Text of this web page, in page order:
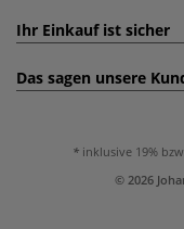
Ihr Einkauf ist sicher
Das sagen unsere
inklusive 19%
© 2026